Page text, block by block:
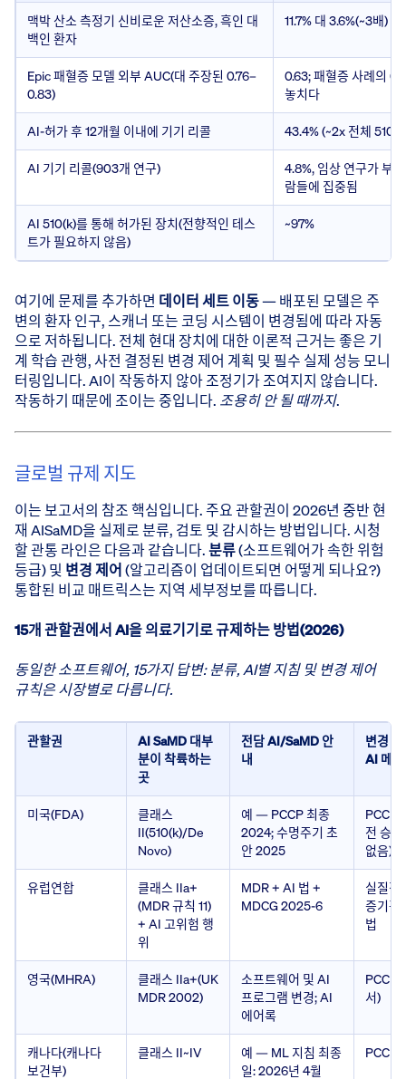
맥박 산소 측정기 신비로운 저산소증, 흑인 대
백인 환자
11.7% 대 3.6%(~3배)
Epic 패혈증 모델 외부 AUC(대 주장된 0.76–
0.83)
0.63; 패혈증 사례의
놓치다
AI-허가 후 12개월 이내에 기기 리콜 43.4% (~2x 전체
AI 기기 리콜(903개 연구)
4.8%, 임상 연구가 부
람들에 집중됨
AI 510(k)를 통해 허가된 장치(전향적인 테스
트가 필요하지 않음)
~97%
여기에 문제를 추가하면 데이터 세트 이동— 배포된 모델은 주
변의 환자 인구, 스캐너 또는 코딩 시스템이 변경됨에 따라 자동
으로 저하됩니다. 전체 현대 장치에 대한 이론적 근거는 좋은 기
계 학습 관행, 사전 결정된 변경 제어 계획 및 필수 실제 성능 모니
터링입니다. AI이 작동하지 않아 조정기가 조여지지 않습니다.
작동하기 때문에 조이는 중입니다. 조용히 안 될 때까지.
글로벌 규제 지도
이는 보고서의 참조 핵심입니다. 주요 관할권이 2026년 중반 현
재 AISaMD을 실제로 분류, 검토 및 감시하는 방법입니다. 시청
할 관통 라인은 다음과 같습니다.분류(소프트웨어가 속한 위험
등급) 및 변경 제어(알고리즘이 업데이트되면 어떻게 되나요?)
통합된 비교 매트릭스는 지역 세부정보를 따릅니다.
15개 관할권에서 AI을 의료기기로 규제하는 방법(2026)
동일한 소프트웨어, 15가지 답변: 분류, AI별 지침 및 변경 제어
규칙은 시장별로 다릅니다.
관할권
AI SaMD 대부
분이 착륙하는
곳
전담 AI/SaMD 안
내
변경
AI 메
미국(FDA)
클래스
II(510(k)/De
Novo)
예 — PCCP 최종
2024; 수명주기 초
안 2025
PCCP(
전 승
없음)
유럽연합
클래스 IIa+
(MDR 규칙 11)
+ AI 고위험 행
위
MDR + AI 법 +
MDCG 2025-6
실질적
증기관
법
영국(MHRA)
클래스 IIa+(UK
MDR 2002)
소프트웨어 및 AI
프로그램 변경; AI
에어록
PCCP
서)
캐나다(캐나다
보건부)
클래스 II~IV
예 — ML 지침 최종
일: 2026년 4월
PCCP